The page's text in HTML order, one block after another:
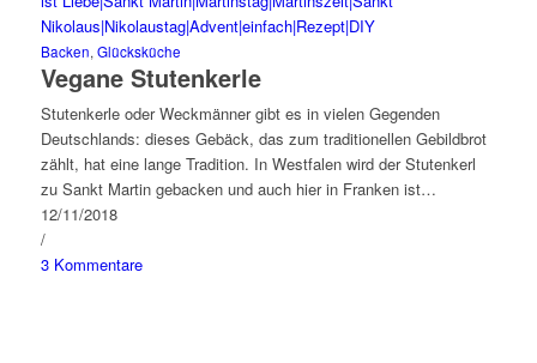
Backen, Glücksküche
Vegane Stutenkerle
Stutenkerle oder Weckmänner gibt es in vielen Gegenden
Deutschlands: dieses Gebäck, das zum traditionellen Gebildbrot
zählt, hat eine lange Tradition. In Westfalen wird der Stutenkerl
zu Sankt Martin gebacken und auch hier in Franken ist…
12/11/2018
/
3 Kommentare